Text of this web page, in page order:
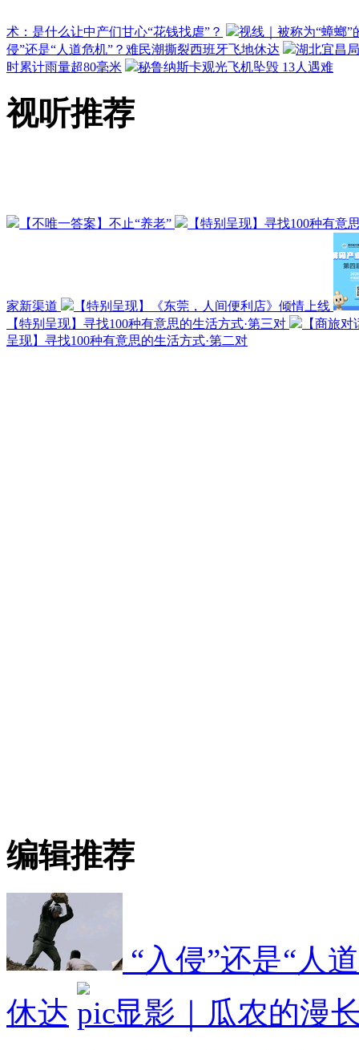
术：是什么让中产们甘心“花钱找虐”？
视线｜被称为“蟑螂
侵”还是“人道危机”？难民潮撕裂西班牙飞地休达
湖北宜昌
时累计雨量超80毫米
秘鲁纳斯卡观光飞机坠毁 13人遇难
视听推荐
【不唯一答案】不止“养老” 【特别呈现】寻找100种有意
家新渠道
【特别呈现】《东莞，人间便利店》倾情上线
【特别呈现】寻找100种有意思的生活方式·第三对
【商旅
呈现】寻找100种有意思的生活方式·第二对
编辑推荐
“入侵”还是“人
休达
显影｜瓜农的漫